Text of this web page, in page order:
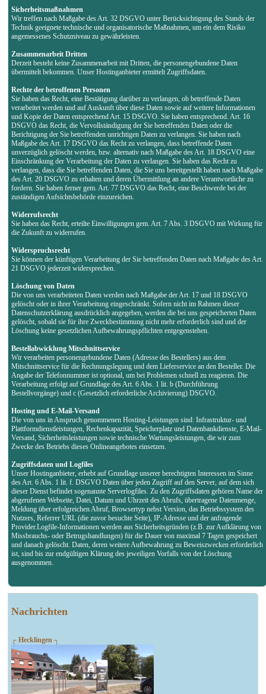
Nachrichten
┌ Hecklingen ┐
Sicherheitsmaßnahmen
Wir treffen nach Maßgabe des Art. 32 DSGVO unter Berücksichtigung des Stands der
Technik geeignete technische und organisatorische Maßnahmen, um ein dem Risiko
angemessenes Schutzniveau zu gewährleisten.
Zusammenarbeit Dritten
Derzeit besteht keine Zusammenarbeit mit Dritten, die personengebundene Daten
übermittelt bekommen. Unser Hostinganbieter ermittelt Zugriffsdaten.
Rechte der betroffenen Personen
Sie haben das Recht, eine Bestätigung darüber zu verlangen, ob betreffende Daten
verarbeitet werden und auf Auskunft über diese Daten sowie auf weitere Informationen
und Kopie der Daten entsprechend Art. 15 DSGVO. Sie haben entsprechend. Art. 16
DSGVO das Recht, die Vervollständigung der Sie betreffenden Daten oder die
Berichtigung der Sie betreffenden unrichtigen Daten zu verlangen. Sie haben nach
Maßgabe des Art. 17 DSGVO das Recht zu verlangen, dass betreffende Daten
unverzüglich gelöscht werden, bzw. alternativ nach Maßgabe des Art. 18 DSGVO eine
Einschränkung der Verarbeitung der Daten zu verlangen. Sie haben das Recht zu
verlangen, dass die Sie betreffenden Daten, die Sie uns bereitgestellt haben nach Maßgabe
des Art. 20 DSGVO zu erhalten und deren Übermittlung an andere Verantwortliche zu
fordern. Sie haben ferner gem. Art. 77 DSGVO das Recht, eine Beschwerde bei der
zuständigen Aufsichtsbehörde einzureichen.
Widerrufsrecht
Sie haben das Recht, erteilte Einwilligungen gem. Art. 7 Abs. 3 DSGVO mit Wirkung für
die Zukunft zu widerrufen.
Widerspruchsrecht
Sie können der künftigen Verarbeitung der Sie betreffenden Daten nach Maßgabe des Art.
21 DSGVO jederzeit widersprechen.
Löschung von Daten
Die von uns verarbeiteten Daten werden nach Maßgabe der Art. 17 und 18 DSGVO
gelöscht oder in ihrer Verarbeitung eingeschränkt. Sofern nicht im Rahmen dieser
Datenschutzerklärung ausdrücklich angegeben, werden die bei uns gespeicherten Daten
gelöscht, sobald sie für ihre Zweckbestimmung nicht mehr erforderlich sind und der
Löschung keine gesetzlichen Aufbewahrungspflichten entgegenstehen.
Bestellabwicklung Mitschnittservice
Wir verarbeiten personengebundene Daten (Adresse des Bestellers) aus dem
Mitschnittservice für die Rechnungslegung und dem Lieferservice an den Besteller. Die
Angabe der Telefonnummer ist optional, um bei Problemen schnell zu reagieren. Die
Verarbeitung erfolgt auf Grundlage des Art. 6 Abs. 1 lit. b (Durchführung
Bestellvorgänge) und c (Gesetzlich erforderliche Archivierung) DSGVO.
Hosting und E-Mail-Versand
Die von uns in Anspruch genommenen Hosting-Leistungen sind: Infrastruktur- und
Plattformdienstleistungen, Rechenkapazität, Speicherplatz und Datenbankdienste, E-Mail-
Versand, Sicherheitsleistungen sowie technische Wartungsleistungen, die wir zum
Zwecke des Betriebs dieses Onlineangebotes einsetzen.
Zugriffsdaten und Logfiles
Unser Hostinganbieter, erhebt auf Grundlage unserer berechtigten Interessen im Sinne
des Art. 6 Abs. 1 lit. f. DSGVO Daten über jeden Zugriff auf den Server, auf dem sich
dieser Dienst befindet sogenannte Serverlogfiles. Zu den Zugriffsdaten gehören Name der
abgerufenen Webseite, Datei, Datum und Uhrzeit des Abrufs, übertragene Datenmenge,
Meldung über erfolgreichen Abruf, Browsertyp nebst Version, das Betriebssystem des
Nutzers, Referrer URL (die zuvor besuchte Seite), IP-Adresse und der anfragende
Provider.Logfile-Informationen werden aus Sicherheitsgründen (z.B. zur Aufklärung von
Missbrauchs- oder Betrugshandlungen) für die Dauer von maximal 7 Tagen gespeichert
und danach gelöscht. Daten, deren weitere Aufbewahrung zu Beweiszwecken erforderlich
ist, sind bis zur endgültigen Klärung des jeweiligen Vorfalls von der Löschung
ausgenommen.